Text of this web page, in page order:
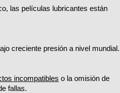
las películas lubricantes están
creciente presión a nivel mundial.
incompatibles o la omisión de
fallas.